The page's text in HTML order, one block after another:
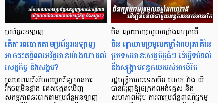
ប្រព័ន្ធអនឡាញ
តើការឆបោកតាមប្រព័ន្ធអនឡាញ
អាចជះឥទ្ធិពលអវិជ្ជមានយ៉ាងណាដល់
សេដ្ឋកិច្ច និងសង្គម?
ស្របពេលវិស័យបច្ចេកវិទ្យាមានការ
រីកចម្រើនខ្លាំង គេសង្កេតឃើញ
សកម្មភាពឆបោកតាមប្រព័ន្ធអនឡាញ
ចិន ព្យាយាមប្រមូលកម្លាំងពហុភាគី
ចិន ព្យាយាមប្រមូលកម្លាំងពហុភាគីនៃ
ប្រទេសមានសេដ្ឋកិច្ចធំៗ ដើម្បីទប់ទល់
នឹងសង្គ្រាមពន្ធគយរបស់អាម៉េរិក
រដ្ឋមន្ត្រីការបរទេសចិន លោក វ៉ាង យី
បានជំរុញឱ្យចក្រភពអង់គ្លេស និង
សហភាពអឺរ៉ុប ការពារប្រព័ន្ធពាណិជ្ជកម្ម